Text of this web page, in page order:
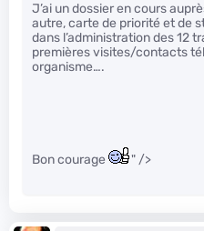
J’ai un dossier en cours
autre, carte de priorité et de
dans l’administration des 12
premières visites/contacts
organisme….
Bon courage " />